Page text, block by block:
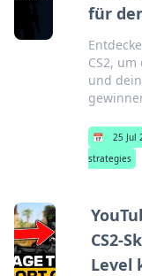
für
CS2,
und
📅 25 Jul
strategies
CS2-
Level